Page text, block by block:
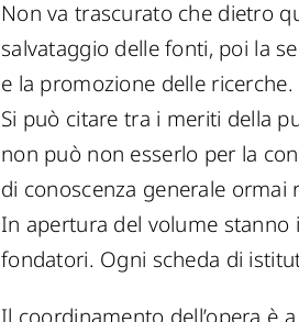
Non va trascurato che dietro
salvataggio delle fonti, poi la
e la promozione delle ricerche.
Si può citare tra i meriti della
non può non esserlo per la
di conoscenza generale
In apertura del volume stanno
fondatori. Ogni scheda di